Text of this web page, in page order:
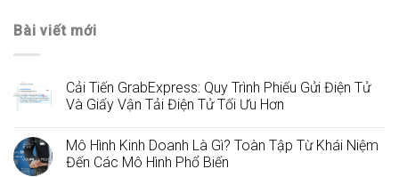
Bài viết mới
Cải Tiến GrabExpress: Quy Trình Phiếu Gửi Điện Tử
Và Giấy Vận Tải Điện Tử Tối Ưu Hơn
Mô Hình Kinh Doanh Là Gì? Toàn Tập Từ Khái Niệm
Đến Các Mô Hình Phổ Biến